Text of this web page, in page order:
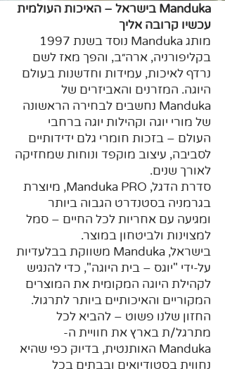
Manduka בישראל – האיכות העולמית
עכשיו קרובה אליך
מותג Manduka נוסד בשנת 1997
בקליפורניה, ארה״ב, והפך מאז לשם
נרדף לאיכות, עמידות וחדשנות בעולם
היוגה. המזרנים והאביזרים של
Manduka נחשבים לבחירה הראשונה
של מורי יוגה וקהילות יוגה ברחבי
העולם – בזכות חומרי גלם ידידותיים
לסביבה, עיצוב מוקפד ונוחות שמחזיקה
לאורך שנים.
סדרת הדגל, Manduka PRO, מיוצרת
בגרמניה בסטנדרט הגבוה ביותר
ומגיעה עם אחריות לכל החיים – סמל
למצוינות ולביטחון במוצר.
בישראל, Manduka משווקת בבלעדיות
על-ידי "יוגס – בית היוגה", כדי להנגיש
לקהילת היוגה המקומית את המוצרים
המקוריים והאיכותיים ביותר לתרגול.
החזון שלנו פשוט – להביא לכל
מתרגל/ת בארץ את חוויית ה-
Manduka האותנטית, בדיוק כפי שהיא
נחווית בסטודיואים ובבתים בכל